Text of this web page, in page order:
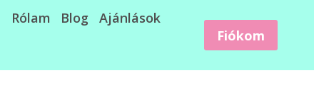
Rólam Blog Ajánlások
Fiókom